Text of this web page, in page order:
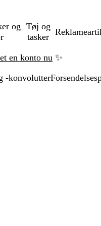
og Tøj og
tasker
en konto nu ✨
-konvolutter